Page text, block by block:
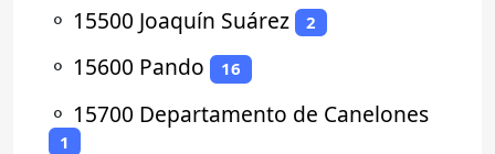
⚬ 15500 Joaquín Suárez 2
⚬ 15600 Pando 16
⚬ 15700 Departamento de Canelones
1